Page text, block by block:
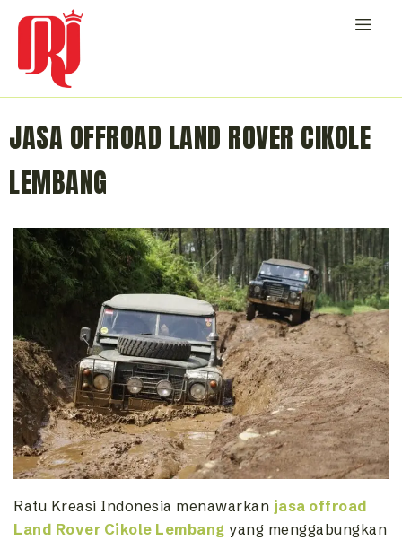
JASA OFFROAD LAND ROVER CIKOLE
LEMBANG
Ratu Kreasi Indonesia menawarkan jasa offroad
Land Rover Cikole Lembang yang menggabungkan